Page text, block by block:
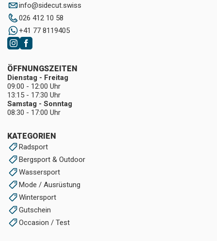
info@sidecut.swiss
026 412 10 58
+41 77 8119405
KATEGORIEN
Radsport
Bergsport & Outdoor
Wassersport
Mode / Ausrüstung
Wintersport
Gutschein
Occasion / Test
ÖFFNUNGSZEITEN
Dienstag - Freitag
09:00 - 12:00 Uhr
13:15 - 17:30 Uhr
Samstag - Sonntag
08:30 - 17:00 Uhr